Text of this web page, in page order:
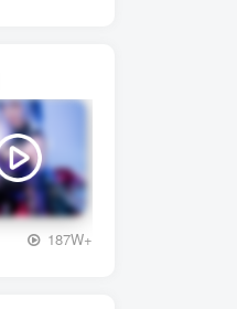
187W+